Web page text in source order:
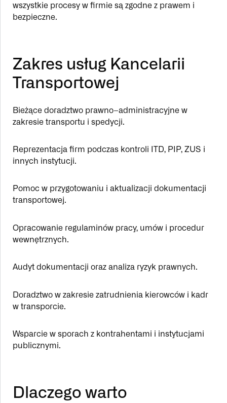
wszystkie procesy w firmie są zgodne z prawem i
bezpieczne.
Zakres usług Kancelarii
Transportowej
Bieżące doradztwo prawno–administracyjne w
zakresie transportu i spedycji.
Reprezentacja firm podczas kontroli ITD, PIP, ZUS i
innych instytucji.
Pomoc w przygotowaniu i aktualizacji dokumentacji
transportowej.
Opracowanie regulaminów pracy, umów i procedur
wewnętrznych.
Audyt dokumentacji oraz analiza ryzyk prawnych.
Doradztwo w zakresie zatrudnienia kierowców i kadr
w transporcie.
Wsparcie w sporach z kontrahentami i instytucjami
publicznymi.
Dlaczego warto